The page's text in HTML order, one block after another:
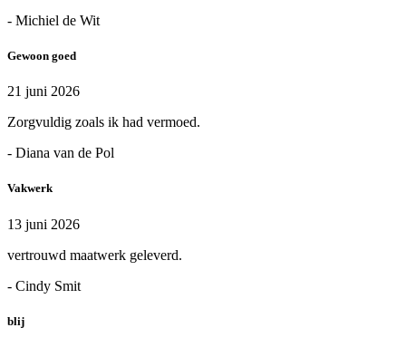
- Michiel de Wit
Gewoon goed
21 juni 2026
Zorgvuldig zoals ik had vermoed.
- Diana van de Pol
Vakwerk
13 juni 2026
vertrouwd maatwerk geleverd.
- Cindy Smit
blij